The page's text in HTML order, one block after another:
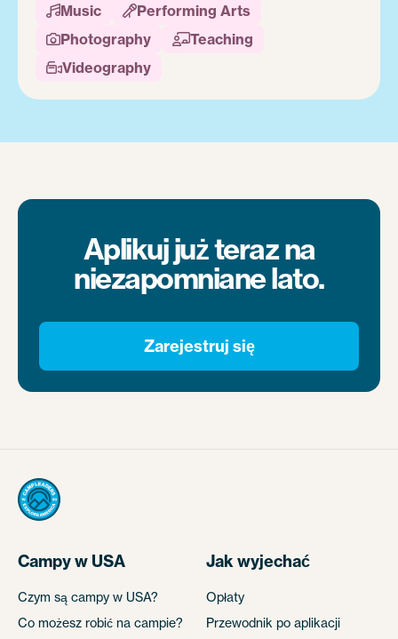
Music Performing Arts
Photography Teaching
Videography
Aplikuj już teraz na
niezapomniane lato.
Zarejestruj się
Campy w USA
Czym są campy w USA?
Co możesz robić na campie?
Jak wyjechać
Opłaty
Przewodnik po aplikacji